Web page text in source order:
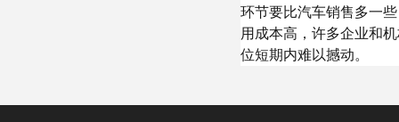
环节要比汽车销售多一
用成本高，许多企业和
位短期内难以撼动。